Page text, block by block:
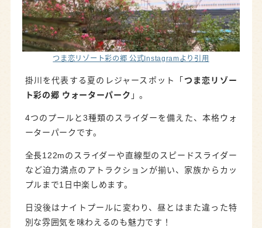
つま恋リゾート彩の郷 公式Instagramより引用
掛川を代表する夏のレジャースポット「 つま恋リゾー
ト彩の郷 ウォーターパーク 」。
4つのプールと3種類のスライダーを備えた、本格ウォ
ーターパークです。
全長122mのスライダーや直線型のスピードスライダー
など迫力満点のアトラクションが揃い、家族からカッ
プルまで1日中楽しめます。
日没後はナイトプールに変わり、昼とはまた違った特
別な雰囲気を味わえるのも魅力です！